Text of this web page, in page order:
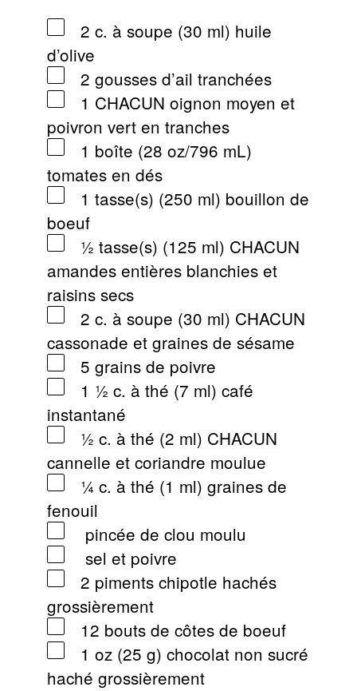
2 c. à soupe (30 ml) huile
d’olive
2 gousses d’ail tranchées
1 CHACUN oignon moyen et
poivron vert en tranches
1 boîte (28 oz/796 mL)
tomates en dés
1 tasse(s) (250 ml) bouillon de
boeuf
½ tasse(s) (125 ml) CHACUN
amandes entières blanchies et
raisins secs
2 c. à soupe (30 ml) CHACUN
cassonade et graines de sésame
5 grains de poivre
1 ½ c. à thé (7 ml) café
instantané
½ c. à thé (2 ml) CHACUN
cannelle et coriandre moulue
¼ c. à thé (1 ml) graines de
fenouil
pincée de clou moulu
sel et poivre
2 piments chipotle hachés
grossièrement
12 bouts de côtes de boeuf
1 oz (25 g) chocolat non sucré
haché grossièrement